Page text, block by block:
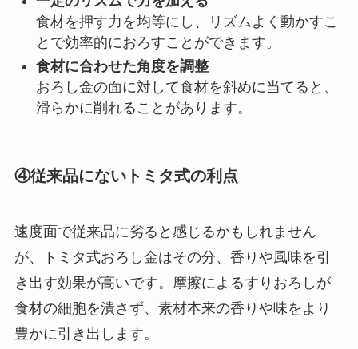
食材を押す力を均等にし、リズムよく動かすこ
とで効率的におろすことができます。
食材に合わせた角度を調整
おろし金の面に対して食材を斜めに当てると、
滑らかに削れることがあります。
④従来品にないトミタ式の利点
速度面で従来品に劣ると感じるかもしれません
が、トミタ式おろし金はその分、香りや風味を引
き出す効果が高いです。摩擦によるすりおろしが
食材の細胞を潰さず、素材本来の香りや味をより
豊かに引き出します。